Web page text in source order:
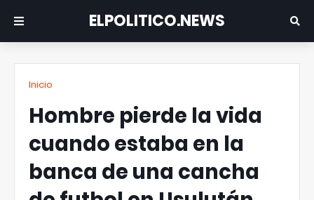
ELPOLITICO.NEWS
Inicio
Hombre pierde la vida
cuando estaba en la
banca de una cancha